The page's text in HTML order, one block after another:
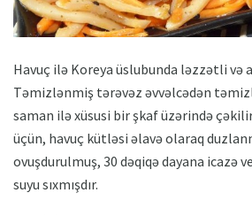
Havuç ilə Koreya üslubunda ləzzətli və
Təmizlənmiş tərəvəz əvvəlcədən
saman ilə xüsusi bir şkaf üzərində
üçün, havuç kütləsi əlavə olaraq
ovuşdurulmuş, 30 dəqiqə dayana icazə
suyu sıxmışdır.